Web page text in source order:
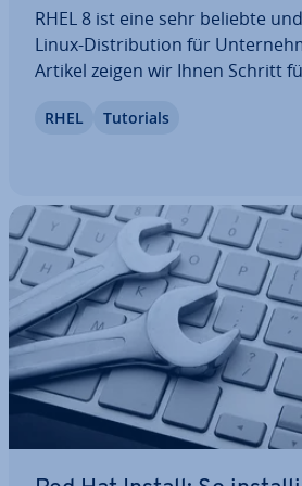
RHEL 8 ist eine sehr beliebte
Linux-Dis­tri­bu­ti­on für
Artikel zeigen wir Ihnen Schritt
lie­ren und nach Ihren
RHEL Tutorials